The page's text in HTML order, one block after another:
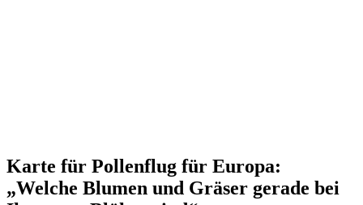
Karte für Pollenflug für Europa:
„Welche Blumen und Gräser gerade bei